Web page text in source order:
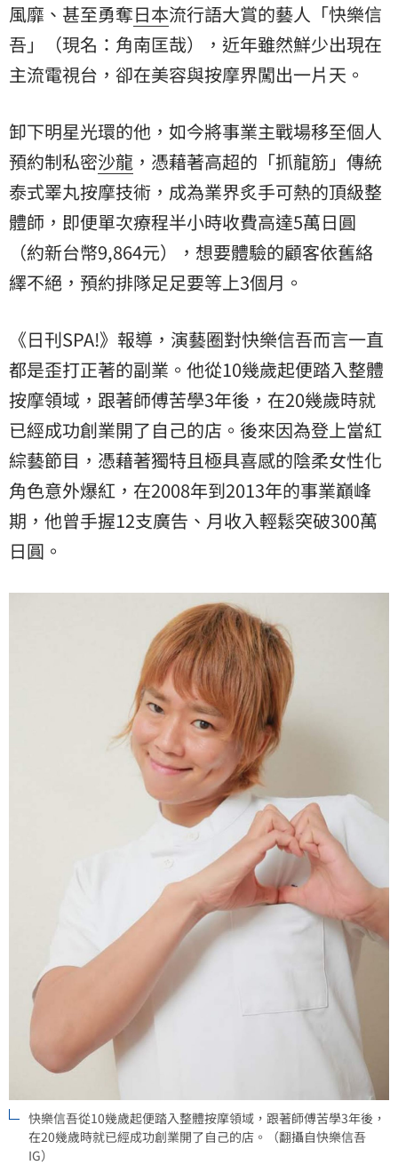
風靡、甚至勇奪日本流行語大賞的藝人「快樂信
吾」（現名：角南匡哉），近年雖然鮮少出現在
主流電視台，卻在美容與按摩界闖出一片天。
卸下明星光環的他，如今將事業主戰場移至個人
預約制私密沙龍 ，憑藉著高超的「抓龍筋」傳統
泰式睪丸按摩技術，成為業界炙手可熱的頂級整
體師，即便單次療程半小時收費高達5萬日圓
（約新台幣9,864元），想要體驗的顧客依舊絡
繹不絕，預約排隊足足要等上3個月。
《日刊SPA!》報導，演藝圈對快樂信吾而言一直
都是歪打正著的副業。他從10幾歲起便踏入整體
按摩領域，跟著師傅苦學3年後，在20幾歲時就
已經成功創業開了自己的店。後來因為登上當紅
綜藝節目，憑藉著獨特且極具喜感的陰柔女性化
角色意外爆紅，在2008年到2013年的事業巔峰
期，他曾手握12支廣告、月收入輕鬆突破300萬
日圓。
快樂信吾從10幾歲起便踏入整體按摩領域，跟著師傅苦學3年後，
在20幾歲時就已經成功創業開了自己的店。（翻攝自快樂信吾
IG）